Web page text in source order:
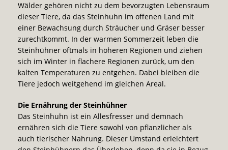
Wälder gehören nicht zu dem bevorzugten Lebensraum
dieser Tiere, da das Steinhuhn im offenen Land mit
einer Bewachsung durch Sträucher und Gräser besser
zurechtkommt. In der warmen Sommerzeit leben die
Steinhühner oftmals in höheren Regionen und ziehen
sich im Winter in flachere Regionen zurück, um den
kalten Temperaturen zu entgehen. Dabei bleiben die
Tiere jedoch weitgehend im gleichen Areal.
Die Ernährung der Steinhühner
Das Steinhuhn ist ein Allesfresser und demnach
ernähren sich die Tiere sowohl von pflanzlicher als
auch tierischer Nahrung. Dieser Umstand erleichtert